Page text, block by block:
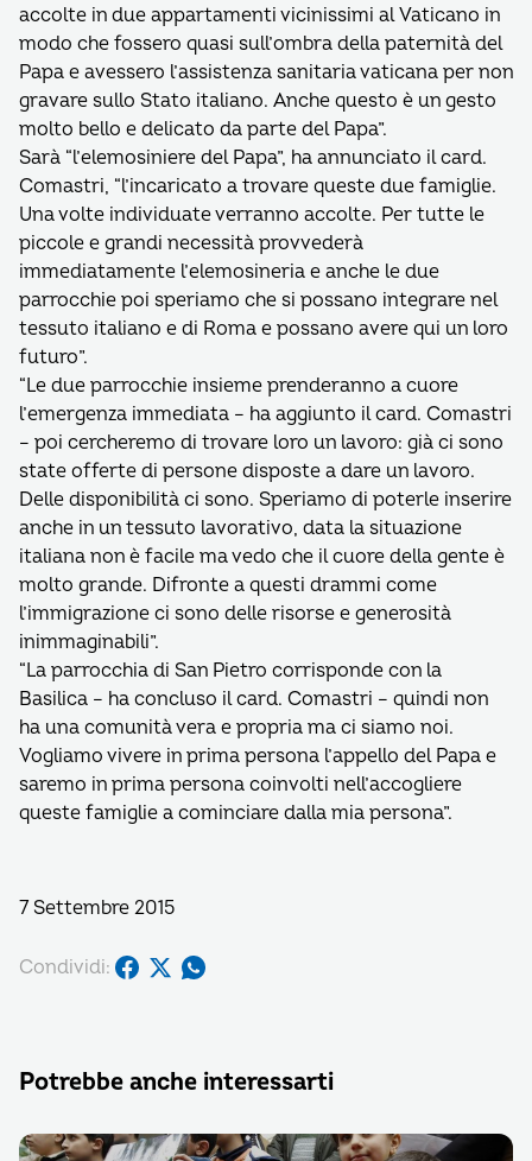
accolte in due appartamenti vicinissimi al Vaticano in
modo che fossero quasi sull’ombra della paternità del
Papa e avessero l’assistenza sanitaria vaticana per non
gravare sullo Stato italiano. Anche questo è un gesto
molto bello e delicato da parte del Papa”.
Sarà “l’elemosiniere del Papa”, ha annunciato il card.
Comastri, “l’incaricato a trovare queste due famiglie.
Una volte individuate verranno accolte. Per tutte le
piccole e grandi necessità provvederà
immediatamente l’elemosineria e anche le due
parrocchie poi speriamo che si possano integrare nel
tessuto italiano e di Roma e possano avere qui un loro
futuro”.
“Le due parrocchie insieme prenderanno a cuore
l’emergenza immediata – ha aggiunto il card. Comastri
– poi cercheremo di trovare loro un lavoro: già ci sono
state offerte di persone disposte a dare un lavoro.
Delle disponibilità ci sono. Speriamo di poterle inserire
anche in un tessuto lavorativo, data la situazione
italiana non è facile ma vedo che il cuore della gente è
molto grande. Difronte a questi drammi come
l’immigrazione ci sono delle risorse e generosità
inimmaginabili”.
“La parrocchia di San Pietro corrisponde con la
Basilica – ha concluso il card. Comastri – quindi non
ha una comunità vera e propria ma ci siamo noi.
Vogliamo vivere in prima persona l’appello del Papa e
saremo in prima persona coinvolti nell’accogliere
queste famiglie a cominciare dalla mia persona”.
7 Settembre 2015
Condividi:
Potrebbe anche interessarti